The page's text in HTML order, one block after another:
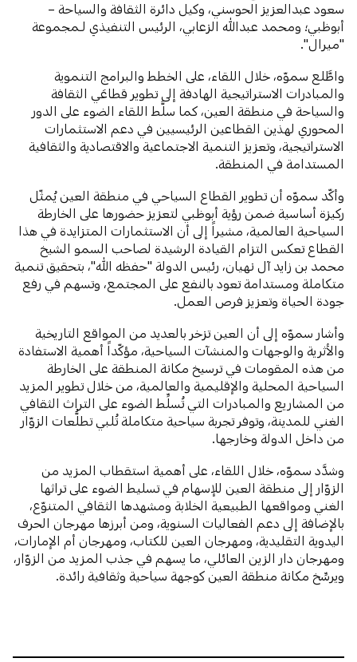
سعود عبدالعزيز الحوسني، وكيل دائرة الثقافة والسياحة –
أبوظبي؛ ومحمد عبدالله الزعابي، الرئيس التنفيذي لـمجموعة
"ميرال".
واطَّلع سموّه، خلال اللقاء، على الخطط والبرامج التنموية
والمبادرات الاستراتيجية الهادفة إلى تطوير قطاعَي الثقافة
والسياحة في منطقة العين، كما سلَّط اللقاء الضوء على الدور
المحوري لهذين القطاعين الرئيسيين في دعم الاستثمارات
الاستراتيجية، وتعزيز التنمية الاجتماعية والاقتصادية والثقافية
المستدامة في المنطقة.
وأكّد سموّه أن تطوير القطاع السياحي في منطقة العين يُمثّل
ركيزة أساسية ضمن رؤية أبوظبي لتعزيز حضورها على الخارطة
السياحية العالمية، مشيراً إلى أن الاستثمارات المتزايدة في هذا
القطاع تعكس التزام القيادة الرشيدة لصاحب السمو الشيخ
محمد بن زايد آل نهيان، رئيس الدولة "حفظه الله"، بتحقيق تنمية
متكاملة ومستدامة تعود بالنفع على المجتمع، وتسهم في رفع
جودة الحياة وتعزيز فرص العمل.
وأشار سموّه إلى أن العين تزخر بالعديد من المواقع التاريخية
والأثرية والوجهات والمنشآت السياحية، مؤكّداً أهمية الاستفادة
من هذه المقومات في ترسيخ مكانة المنطقة على الخارطة
السياحية المحلية والإقليمية والعالمية، من خلال تطوير المزيد
من المشاريع والمبادرات التي تُسلِّط الضوء على التراث الثقافي
الغني للمدينة، وتوفر تجربة سياحية متكاملة تُلبي تطلُّعات الزوّار
من داخل الدولة وخارجها.
وشدَّد سموّه، خلال اللقاء، على أهمية استقطاب المزيد من
الزوّار إلى منطقة العين للإسهام في تسليط الضوء على تراثها
الغني ومواقعها الطبيعية الخلابة ومشهدها الثقافي المتنوّع،
بالإضافة إلى دعم الفعاليات السنوية، ومن أبرزها مهرجان الحرف
اليدوية التقليدية، ومهرجان العين للكتاب، ومهرجان أم الإمارات،
ومهرجان دار الزين العائلي، ما يسهم في جذب المزيد من الزوّار،
ويرسِّخ مكانة منطقة العين كوجهة سياحية وثقافية رائدة.